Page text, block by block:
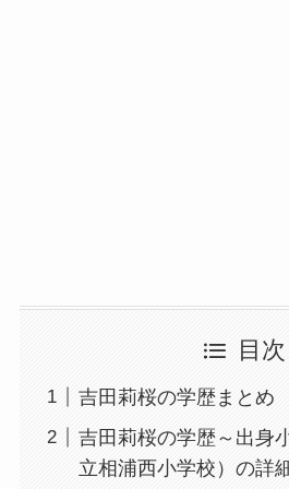
目次
吉田莉桜の学歴まとめ
吉田莉桜の学歴～出身
立相浦西小学校）の詳